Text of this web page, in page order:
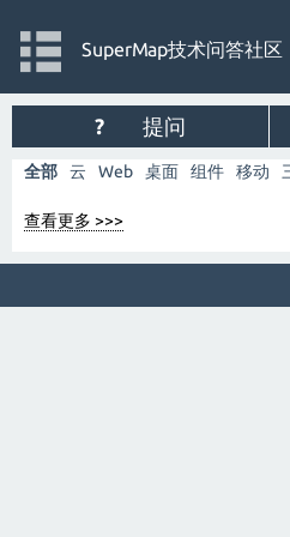
SuperMap技术问答社区
? 提问
全部 云 Web 桌面 组件 移动
查看更多 >>>